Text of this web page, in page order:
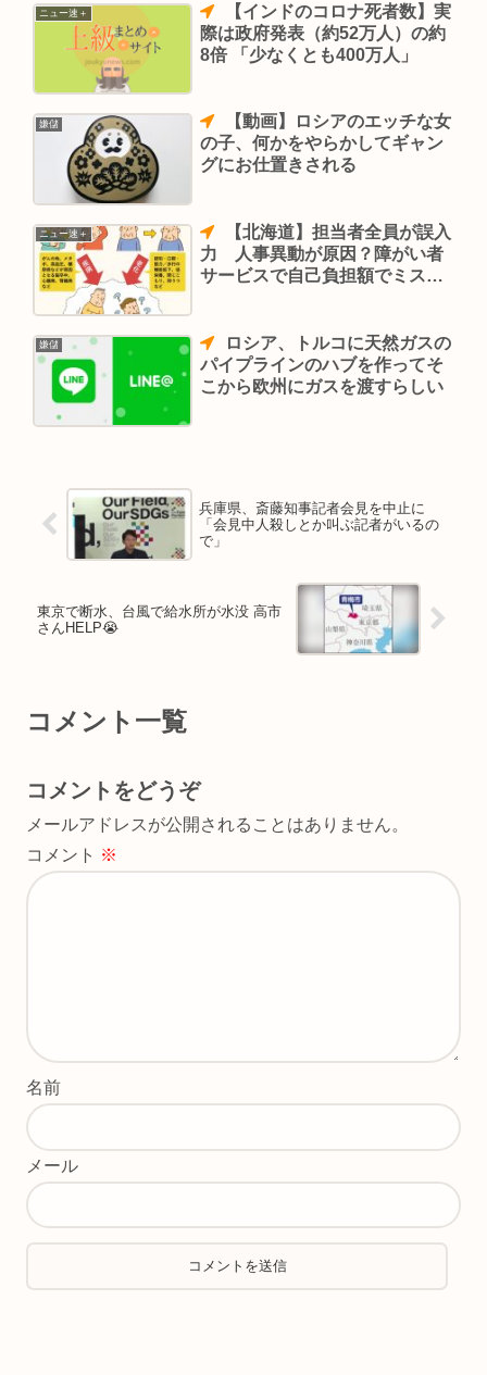
ニュー速＋
際は政府発表（約52万人）の約
8倍 「少なくとも400万人」
嫌儲
の子、何かをやらかしてギャン
グにお仕置きされる
ニュー速＋
力 人事異動が原因？障がい者
サービスで自己負担額でミス
嫌儲
パイプラインのハブを作ってそ
こから欧州にガスを渡すらしい
兵庫県、斎藤知事記者会見を中止に
「会見中人殺しとか叫ぶ記者がいるの
で」
東京で断水、台風で給水所が水没 高市
さんHELP😭
コメント一覧
コメントをどうぞ
メールアドレスが公開されることはありません。
コメント ※
名前
メール